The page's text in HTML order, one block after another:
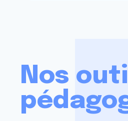
Nos